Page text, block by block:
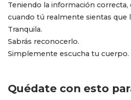
Teniendo la información
cuando tú realmente sientas que
Tranquila.
Sabrás reconocerlo.
Simplemente escucha tu cuerpo.
Quédate con esto